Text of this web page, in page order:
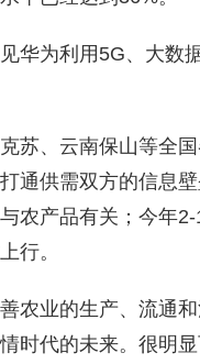
华为利用5G、大数
苏、云南保山等全
通供需双方的信息
农产品有关；今年
行。
农业的生产、流通
时代的未来。很明